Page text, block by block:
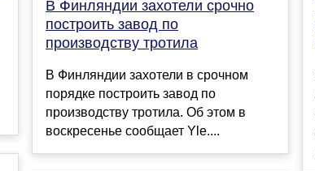
В Финляндии захотели срочно
построить завод по
производству тротила
В Финляндии захотели в срочном
порядке построить завод по
производству тротила. Об этом в
воскресенье сообщает Yle....